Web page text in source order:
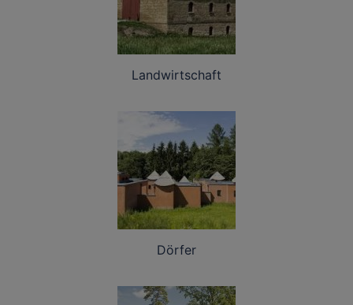
Landwirtschaft
Dörfer